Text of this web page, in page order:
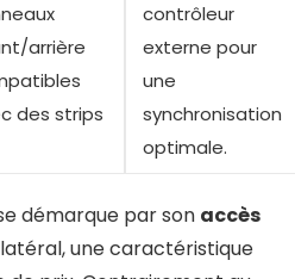
arrière
des strips
contrôleur
externe pour
une
synchronisation
optimale.
démarque par son accès
une caractéristique